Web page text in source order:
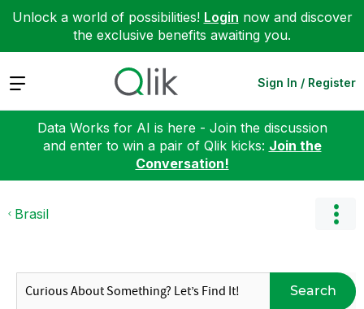
Unlock a world of possibilities! Login now and discover
the exclusive benefits awaiting you.
Expand Sign In / Register
Data Works for AI is here - Join the discussion
and enter to win a pair of Qlik kicks: Join the
Conversation!
Brasil
Search